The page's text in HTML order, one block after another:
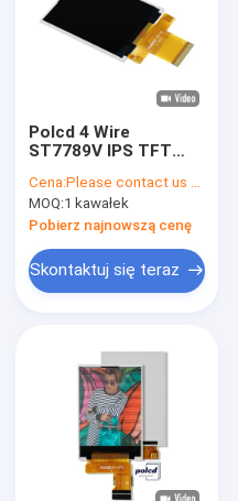
Polcd 4 Wire
ST7789V IPS TFT
Spi Tft Moduł
240X320 pikseli
Cena:Please contact us for latest price
MOQ:1 kawałek
Pobierz najnowszą cenę
Skontaktuj się teraz